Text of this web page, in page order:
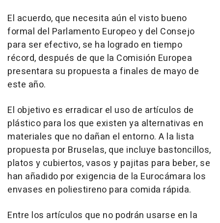
El acuerdo, que necesita aún el visto bueno
formal del Parlamento Europeo y del Consejo
para ser efectivo, se ha logrado en tiempo
récord, después de que la Comisión Europea
presentara su propuesta a finales de mayo de
este año.
El objetivo es erradicar el uso de artículos de
plástico para los que existen ya alternativas en
materiales que no dañan el entorno. A la lista
propuesta por Bruselas, que incluye bastoncillos,
platos y cubiertos, vasos y pajitas para beber, se
han añadido por exigencia de la Eurocámara los
envases en poliestireno para comida rápida.
Entre los artículos que no podrán usarse en la